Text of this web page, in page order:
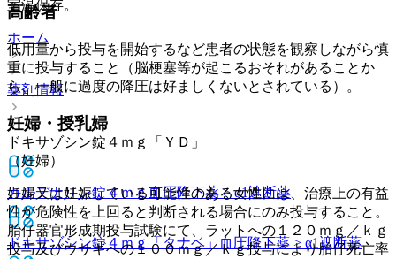
室温保存。
ホーム
薬剤情報
ドキサゾシン錠４ｍｇ「ＹＤ」
カルデナリン錠４ｍｇ血圧降下薬 > α1遮断薬
ドキサゾシン錠４ｍｇ「タナベ」 血圧降下薬 > α1遮断薬
高齢者
低用量から投与を開始するなど患者の状態を観察しながら慎
重に投与すること（脳梗塞等が起こるおそれがあることか
ら、一般に過度の降圧は好ましくないとされている）。
妊婦・授乳婦
（妊婦）
妊婦又は妊娠している可能性のある女性には、治療上の有益
性が危険性を上回ると判断される場合にのみ投与すること。
胎仔器官形成期投与試験にて、ラットへの１２０ｍｇ／ｋｇ
投与及びウサギへの１００ｍｇ／ｋｇ投与により胎仔死亡率